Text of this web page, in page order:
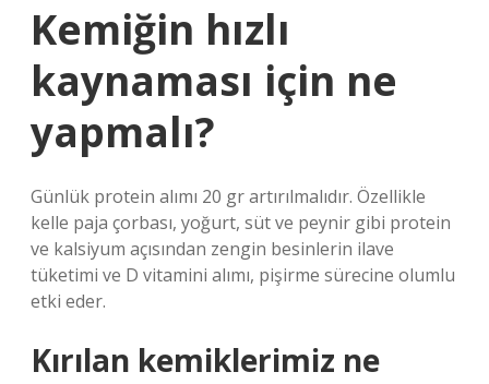
Kemiğin hızlı
kaynaması için ne
yapmalı?
Günlük protein alımı 20 gr artırılmalıdır. Özellikle
kelle paja çorbası, yoğurt, süt ve peynir gibi protein
ve kalsiyum açısından zengin besinlerin ilave
tüketimi ve D vitamini alımı, pişirme sürecine olumlu
etki eder.
Kırılan kemiklerimiz ne